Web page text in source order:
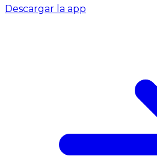
Descargar la app